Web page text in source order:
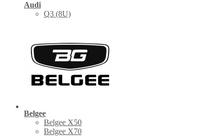
Audi
Q3 (8U)
Belgee
Belgee X50
Belgee X70